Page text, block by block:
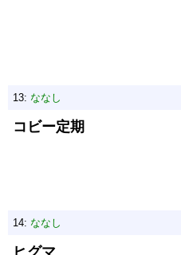
13: ななし
コビー定期
14: ななし
ヒグマ